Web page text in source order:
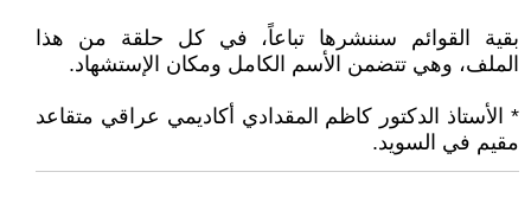
بقية القوائم سننشرها تباعاً، في كل حلقة من هذا
الملف، وهي تتضمن الأسم الكامل ومكان الإستشهاد.
* الأستاذ الدكتور كاظم المقدادي أكاديمي عراقي متقاعد
مقيم في السويد.